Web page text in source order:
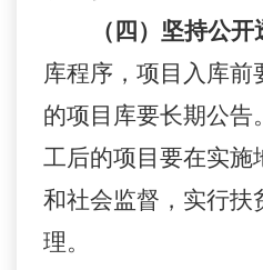
（四）坚持公开
库程序，项目入库前
的项目库要长期公告
工后的项目要在实施
和社会监督，实行扶
理。